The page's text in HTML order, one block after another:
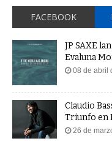
FACEBOOK
JP SAXE
Evaluna
08 de abril
Claudio
Triunfo en
26 de